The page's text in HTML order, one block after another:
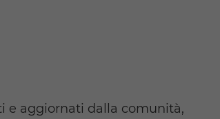
e aggiornati dalla comunità,